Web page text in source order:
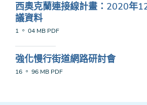
西奧克蘭連接線計畫：2020年
議資料
1 。 04 MB PDF
強化慢行街道網路研討會
16 。 96 MB PDF